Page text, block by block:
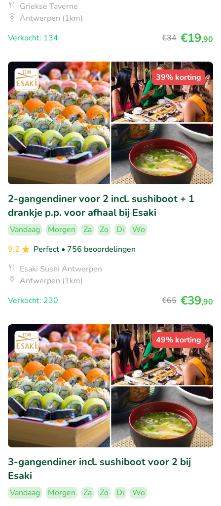
Griekse Taverne
Antwerpen (1km)
Verkocht: 134
€34 €19,90
39% korting
2-gangendiner voor 2 incl. sushiboot + 1
drankje p.p. voor afhaal bij Esaki
Vandaag Morgen Za Zo Di
Wo
9.2
Perfect • 756 beoordelingen
Esaki Sushi Antwerpen
Antwerpen (1km)
Verkocht: 230
€65 €39,90
49% korting
3-gangendiner incl. sushiboot voor 2 bij
Esaki
Vandaag Morgen Za Zo Di
Wo